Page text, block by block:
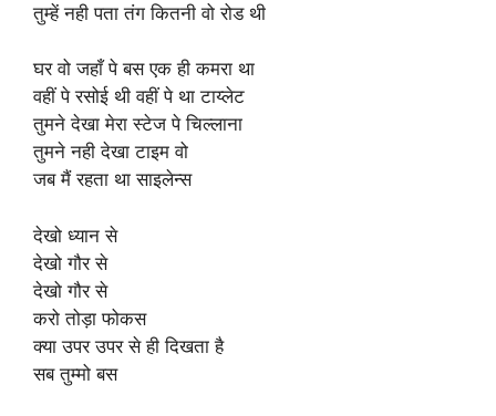
तुम्हें नही पता तंग कितनी वो रोड थी
घर वो जहाँ पे बस एक ही कमरा था
वहीं पे रसोई थी वहीं पे था टाय्लेट
तुमने देखा मेरा स्टेज पे चिल्लाना
तुमने नही देखा टाइम वो
जब मैं रहता था साइलेन्स
देखो ध्यान से
देखो गौर से
देखो गौर से
करो तोड़ा फोकस
क्या उपर उपर से ही दिखता है
सब तुम्मो बस